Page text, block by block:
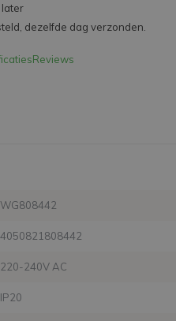
later
dezelfde dag verzonden.
Reviews
WG808442
4050821808442
220-240V AC
IP20